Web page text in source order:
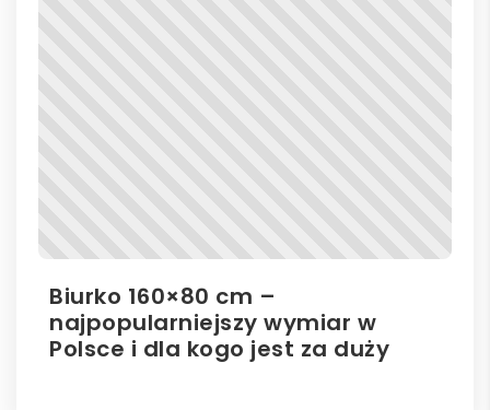
Biurko 160×80 cm –
najpopularniejszy wymiar w
Polsce i dla kogo jest za duży